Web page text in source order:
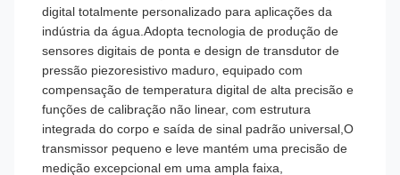
digital totalmente personalizado para aplicações da
indústria da água.Adopta tecnologia de produção de
sensores digitais de ponta e design de transdutor de
pressão piezoresistivo maduro, equipado com
compensação de temperatura digital de alta precisão e
funções de calibração não linear, com estrutura
integrada do corpo e saída de sinal padrão universal,O
transmissor pequeno e leve mantém uma precisão de
medição excepcional em uma ampla faixa,